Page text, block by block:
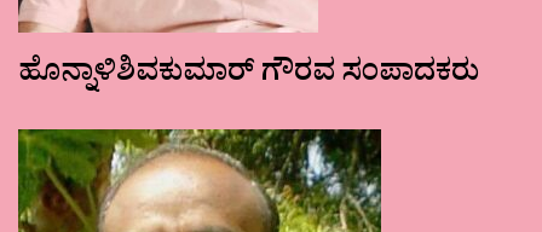
ಹೊನ್ನಾಳಿಶಿವಕುಮಾರ್ ಗೌರವ ಸಂಪಾದಕರು